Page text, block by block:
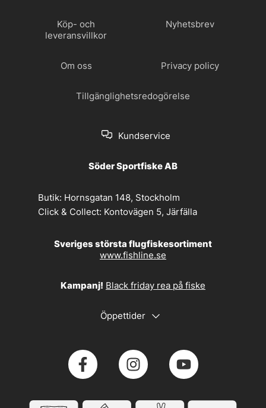
Köp- och
leveransvillkor
Nyhetsbrev
Om oss Privacy policy
Tillgänglighetsredogörelse
Kundservice
Söder Sportfiske AB
Butik: Hornsgatan 148, Stockholm
Click & Collect: Kontovägen 5, Järfälla
Sveriges största flugfiskesortiment
www.fishline.se
Kampanj! Black friday rea på fiske
Öppettider